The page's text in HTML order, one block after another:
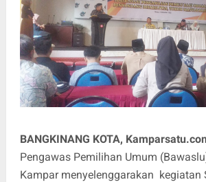
BANGKINANG KOTA,
Pengawas Pemilihan Umum
Kampar menyelenggarakan kegiatan